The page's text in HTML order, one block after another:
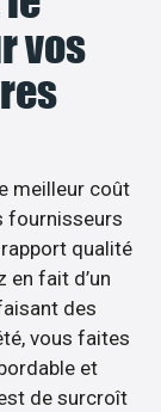
vos
meilleur coût
fournisseurs
qualité
fait d’un
des
vous faites
et
de surcroît